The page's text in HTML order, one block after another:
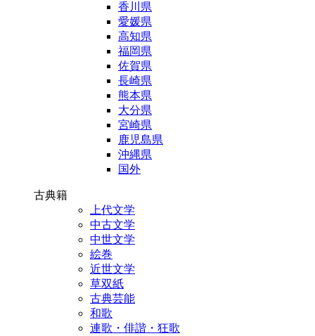
香川県
愛媛県
高知県
福岡県
佐賀県
長崎県
熊本県
大分県
宮崎県
鹿児島県
沖縄県
国外
古典籍
上代文学
中古文学
中世文学
絵巻
近世文学
草双紙
古典芸能
和歌
連歌・俳諧・狂歌